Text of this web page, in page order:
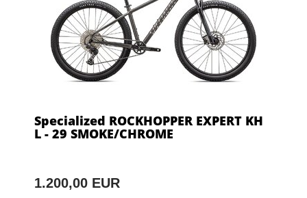
Specialized ROCKHOPPER EXPERT KH
L - 29 SMOKE/CHROME
1.200,00 EUR